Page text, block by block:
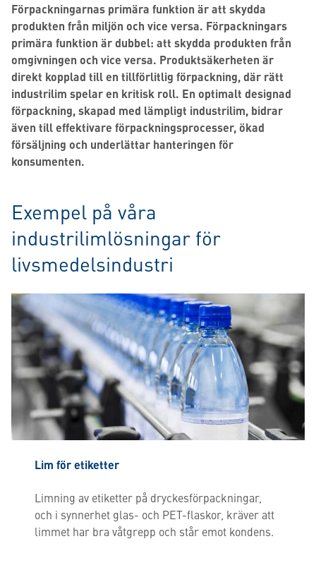
Förpackningarnas primära funktion är att skydda
produkten från miljön och vice versa. Förpackningars
primära funktion är dubbel: att skydda produkten från
omgivningen och vice versa. Produktsäkerheten är
direkt kopplad till en tillförlitlig förpackning, där rätt
industrilim spelar en kritisk roll. En optimalt designad
förpackning, skapad med lämpligt industrilim, bidrar
även till effektivare förpackningsprocesser, ökad
försäljning och underlättar hanteringen för
konsumenten.
Exempel på våra
industrilimlösningar för
livsmedelsindustri
Lim för etiketter
Limning av etiketter på dryckesförpackningar,
och i synnerhet glas- och PET-flaskor, kräver att
limmet har bra våtgrepp och står emot kondens.